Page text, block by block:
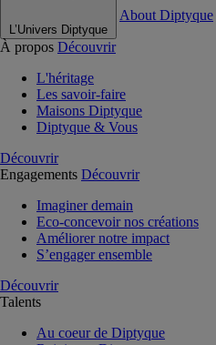
L’Univers Diptyque
About Diptyque
À propos Découvrir
L'héritage
Les savoir-faire
Maisons Diptyque
Diptyque & Vous
Découvrir
Engagements Découvrir
Imaginer demain
Eco-concevoir nos créations
Améliorer notre impact
S’engager ensemble
Découvrir
Talents
Au coeur de Diptyque